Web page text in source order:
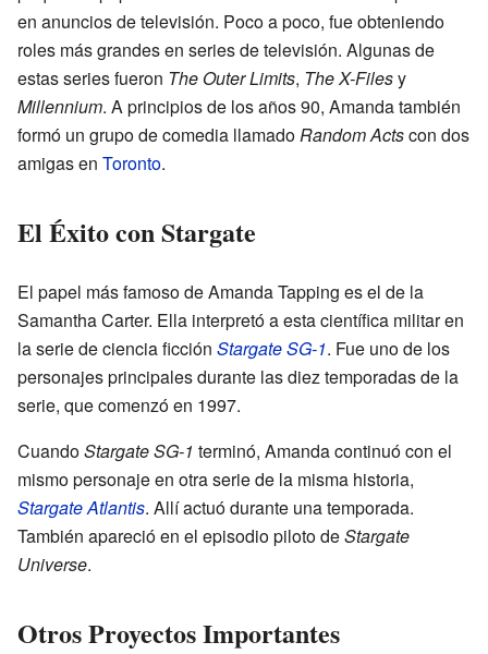
en anuncios de televisión. Poco a poco, fue obteniendo
roles más grandes en series de televisión. Algunas de
estas series fueron The Outer Limits, The X-Filesy
Millennium. A principios de los años 90, Amanda también
formó un grupo de comedia llamadoRandom Actscon dos
amigas en Toronto.
El Éxito con Stargate
El papel más famoso de Amanda Tapping es el de la
Samantha Carter. Ella interpretó a esta científica militar en
la serie de ciencia ficción Stargate SG-1. Fue uno de los
personajes principales durante las diez temporadas de la
serie, que comenzó en 1997.
CuandoStargate SG-1 terminó, Amanda continuó con el
mismo personaje en otra serie de la misma historia,
Stargate Atlantis. Allí actuó durante una temporada.
También apareció en el episodio piloto deStargate
Universe.
Otros Proyectos Importantes